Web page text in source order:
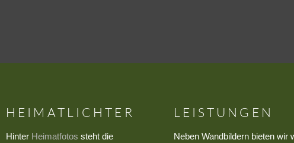
HEIMATLICHTER
Hinter Heimatfotos steht die
LEISTUNGEN
Neben Wandbildern bieten wir